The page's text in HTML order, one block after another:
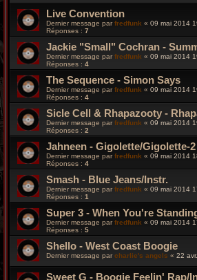
Live Convention
Dernier message parfredfunk « 09 mai 2014
Réponses : 7
Jackie "Small" Cochran -
Dernier message par fredfunk « 09 mai 2014
Réponses : 4
The Sequence - Simon Says
Dernier message parfredfunk « 09 mai 2014
Réponses : 4
Sicle Cell & Rhapazooty -
Dernier message par fredfunk « 09 mai 2014
Réponses : 2
Jahneen - Gigolette/Gigolette-2
Dernier message parfredfunk « 09 mai 2014
Réponses : 4
Smash - Blue Jeans/Instr.
Dernier message par fredfunk « 09 mai 2014
Réponses : 1
Super 3 - When You're
Dernier message parfredfunk « 09 mai 2014
Réponses : 5
Shello - West Coast Boogie
Dernier message par charlie's angels « 22
Sweet G - Boogie Feelin' Rap/